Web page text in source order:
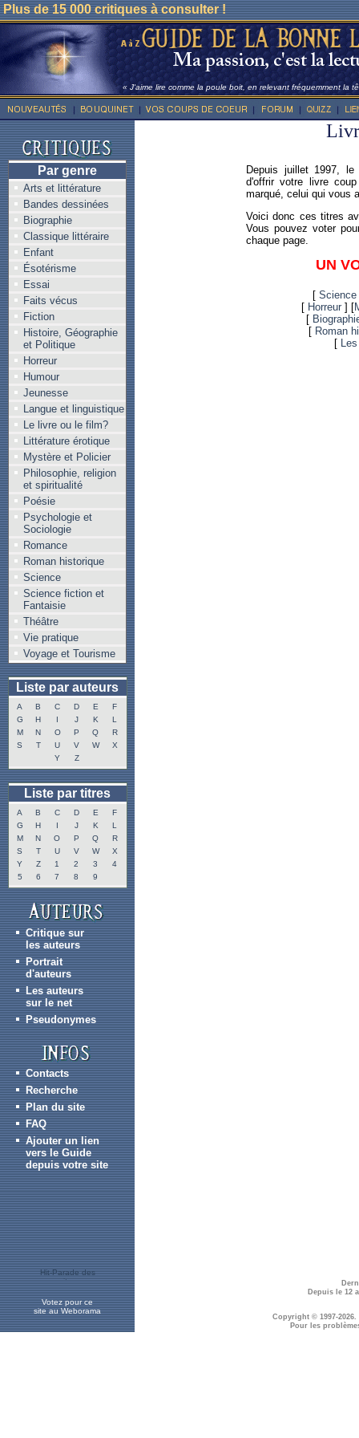
Plus de 15 000 critiques à consulter !
« J'aime lire comme la poule boit, en relevant fréquemment la
Par genre
Arts et littérature
Bandes dessinées
Biographie
Classique littéraire
Enfant
Ésotérisme
Essai
Faits vécus
Fiction
Histoire, Géographie
et Politique
Horreur
Humour
Jeunesse
Langue et linguistique
Le livre ou le film?
Littérature érotique
Mystère et Policier
Philosophie, religion
et spiritualité
Poésie
Psychologie et
Sociologie
Romance
Roman historique
Science
Science fiction et
Fantaisie
Théâtre
Vie pratique
Voyage et Tourisme
Liste par auteurs
A B C D E
F
G
H I J K
L
M
N O P Q
R
S
T U V W
X
Y
Z
Liste par titres
A B C D E
F
G
H I J K
L
M
N O P Q
R
S
T U V W
X
Y
Z 1 2 3
4
5
6 7 8 9
Critique sur
les auteurs
Portrait
d'auteurs
Les auteurs
sur le net
Pseudonymes
Contacts
Recherche
Plan du site
FAQ
Ajouter un lien
vers le Guide
depuis votre site
Depuis juillet 1997,
d'offrir votre livre
marqué, celui qui vous
Voici donc ces titres
Vous pouvez voter
chaque page.
UN
[
[ Horreur ] [
[
[ Roman
[
Votez pour ce
site au Weborama
Depuis le 12
Copyright © 1997-2026.
Pour les